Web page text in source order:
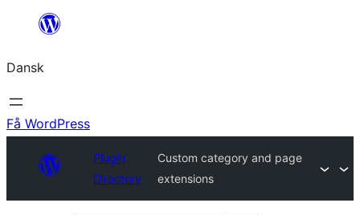
Spring
indhold
Dansk
Få WordPress
Plugin
Directory
Custom category and page
extensions